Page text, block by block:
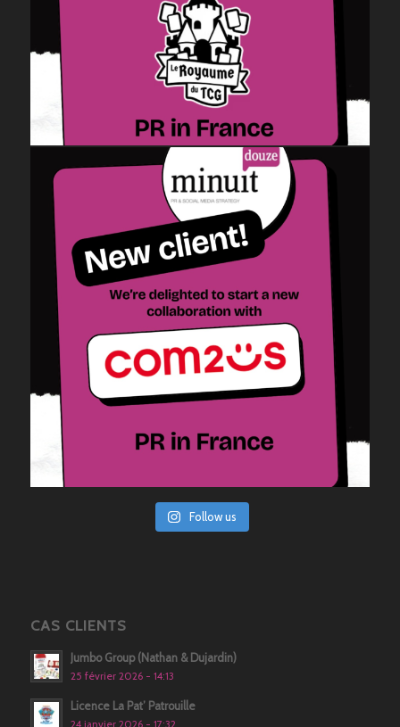
Follow us
CAS CLIENTS
Jumbo Group (Nathan & Dujardin)
25 février 2026 - 14:13
Licence La Pat’ Patrouille
24 janvier 2026 - 17:32